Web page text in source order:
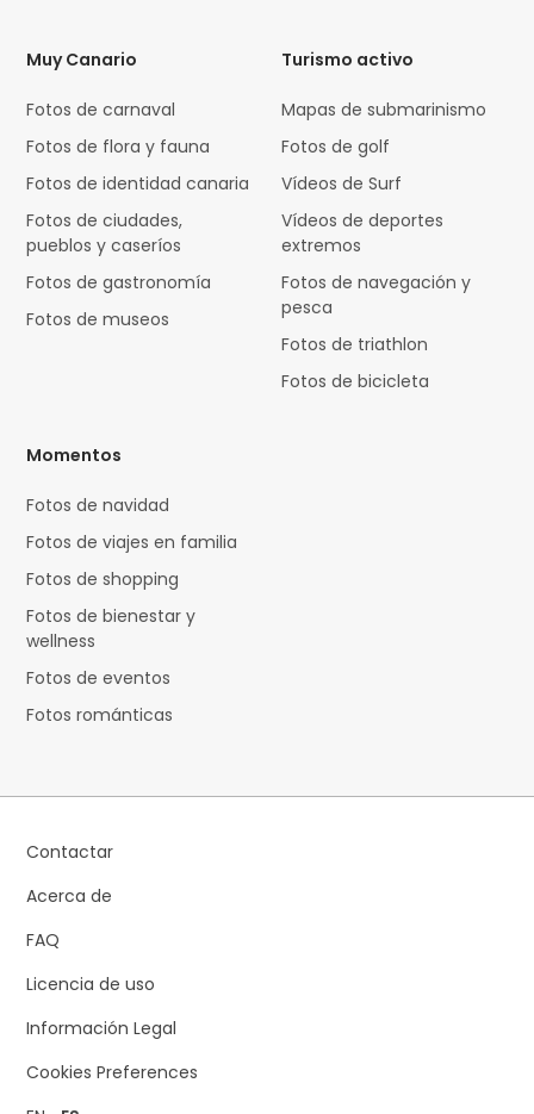
Muy Canario
Fotos de carnaval
Fotos de flora y fauna
Fotos de identidad canaria
Fotos de ciudades,
pueblos y caseríos
Fotos de gastronomía
Fotos de museos
Turismo activo
Mapas de submarinismo
Fotos de golf
Vídeos de Surf
Vídeos de deportes
extremos
Fotos de navegación y
pesca
Fotos de triathlon
Fotos de bicicleta
Momentos
Fotos de navidad
Fotos de viajes en familia
Fotos de shopping
Fotos de bienestar y
wellness
Fotos de eventos
Fotos románticas
Contactar
Acerca de
FAQ
Licencia de uso
Información Legal
Cookies Preferences